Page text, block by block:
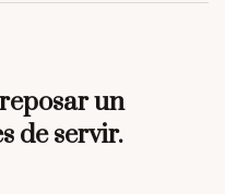
un
de servir.